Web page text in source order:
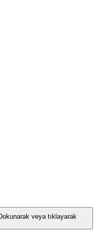
veya tıklayarak